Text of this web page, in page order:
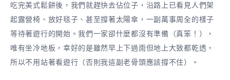
吃完美式鬆餅後，我們就趕快去佔位子，沿路上已看見人們架
起露營椅、放好毯子、甚至撐著太陽傘，一副萬事周全的樣子
等待著遊行的開始。我們一家卻什麼都沒有準備（真笨！），
唯有坐冷地板，幸好的是雖然早上下過雨但地上大致都乾透，
所以不用站著看遊行（否則我這副老骨頭應該撐不住）。